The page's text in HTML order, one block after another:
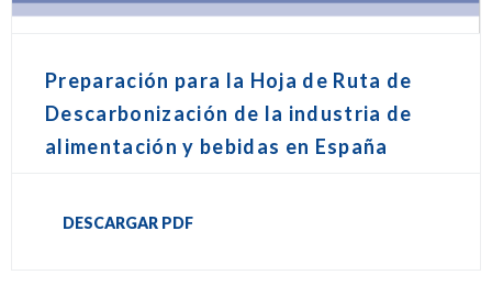
Preparación para la Hoja de Ruta de
Descarbonización de la industria de
alimentación y bebidas en España
DESCARGAR PDF